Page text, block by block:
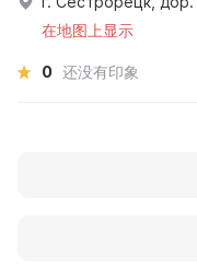
在地图上显示
0 还没有印象